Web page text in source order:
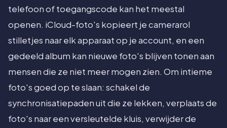
telefoon of toegangscode kan het meestal
openen. iCloud-foto's kopieert je camerarol
stilletjes naar elk apparaat op je account, en een
gedeeld album kan nieuwe foto's blijven tonen aan
mensen die ze niet meer mogen zien. Om intieme
foto's goed op te slaan: schakel de
synchronisatiepaden uit die ze lekken, verplaats de
foto's naar een versleutelde kluis, verwijder de